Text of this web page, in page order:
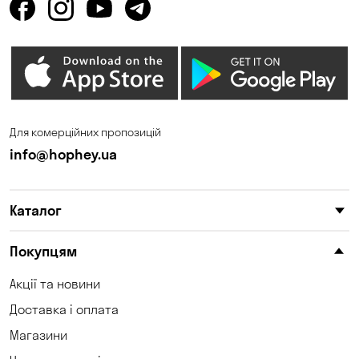
Для комерційних пропозицій
info@hophey.ua
Каталог
Покупцям
Акції та новини
Доставка і оплата
Магазини